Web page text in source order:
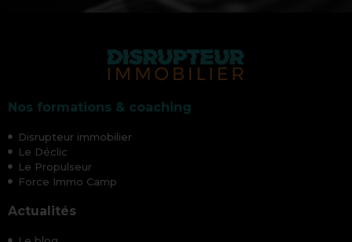
Nos formations & coaching
Disrupteur immobilier
Le Déclic
Le Propulseur
Force Immo Camp
Actualités